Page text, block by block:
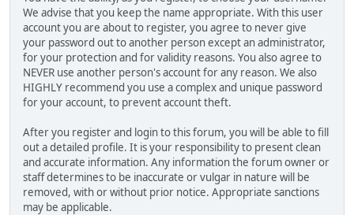
We advise that you keep the name appropriate. With this user
account you are about to register, you agree to never give
your password out to another person except an administrator,
for your protection and for validity reasons. You also agree to
NEVER use another person's account for any reason. We also
HIGHLY recommend you use a complex and unique password
for your account, to prevent account theft.
After you register and login to this forum, you will be able to fill
out a detailed profile. It is your responsibility to present clean
and accurate information. Any information the forum owner or
staff determines to be inaccurate or vulgar in nature will be
removed, with or without prior notice. Appropriate sanctions
may be applicable.